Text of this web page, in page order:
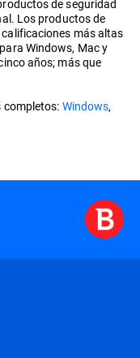
de seguridad
Los productos de
más altas
Windows, Mac y
años; más que
completos: Windows,